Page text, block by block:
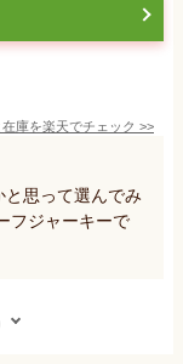
庫を楽天でチェック >>
思って選んでみ
フジャーキーで